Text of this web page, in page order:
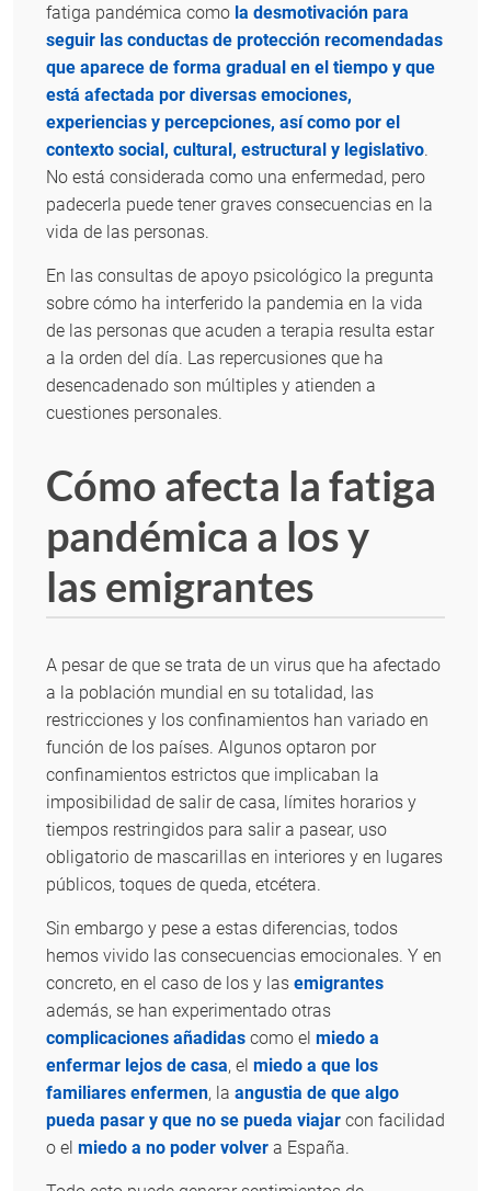
fatiga pandémica como la desmotivación para
seguir las conductas de protección recomendadas
que aparece de forma gradual en el tiempo y que
está afectada por diversas emociones,
experiencias y percepciones, así como por el
contexto social, cultural, estructural y legislativo.
No está considerada como una enfermedad, pero
padecerla puede tener graves consecuencias en la
vida de las personas.
En las consultas de apoyo psicológico la pregunta
sobre cómo ha interferido la pandemia en la vida
de las personas que acuden a terapia resulta estar
a la orden del día. Las repercusiones que ha
desencadenado son múltiples y atienden a
cuestiones personales.
Cómo afecta la fatiga
pandémica a los y
las emigrantes
A pesar de que se trata de un virus que ha afectado
a la población mundial en su totalidad, las
restricciones y los confinamientos han variado en
función de los países. Algunos optaron por
confinamientos estrictos que implicaban la
imposibilidad de salir de casa, límites horarios y
tiempos restringidos para salir a pasear, uso
obligatorio de mascarillas en interiores y en lugares
públicos, toques de queda, etcétera.
Sin embargo y pese a estas diferencias, todos
hemos vivido las consecuencias emocionales. Y en
concreto, en el caso de los y las emigrantes
además, se han experimentado otras
complicaciones añadidas como el miedo a
enfermar lejos de casa, el miedo a que los
familiares enfermen, la angustia de que algo
pueda pasar y que no se pueda viajar con facilidad
o el miedo a no poder volver a España.